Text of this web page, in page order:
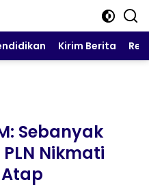
Kirim Berita
Sebanyak
Nikmati
Atap